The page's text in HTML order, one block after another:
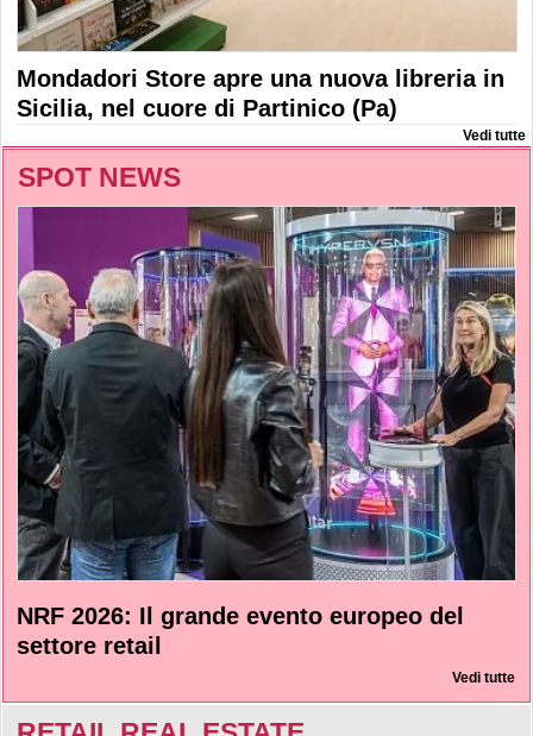
Mondadori Store apre una nuova libreria in
Sicilia, nel cuore di Partinico (Pa)
Vedi tutte
SPOT NEWS
NRF 2026: Il grande evento europeo del
settore retail
Vedi tutte